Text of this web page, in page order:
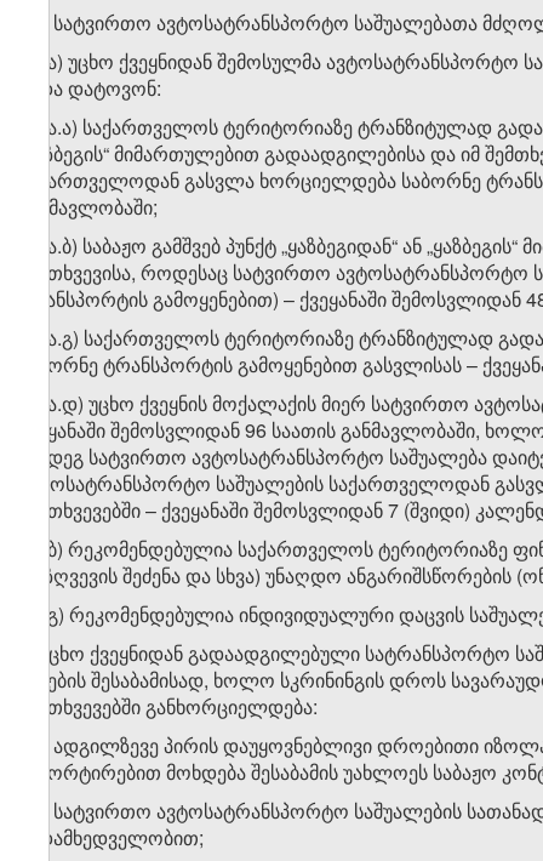
) სატვირთო ავტოსატრანსპორტო საშუალებათა
.ა) უცხო ქვეყნიდან შემოსულმა ავტოსატრანსპორტო
უნდა დატოვონ:
.ა.ა) საქართველოს ტერიტორიაზე ტრანზიტულად
„ყაზბეგის“ მიმართულებით გადაადგილებისა და იმ
საქართველოდან გასვლა ხორციელდება საბორნე
განმავლობაში;
.ა.ბ) საბაჟო გამშვებ პუნქტ „ყაზბეგიდან“ ან
შემთხვევისა, როდესაც სატვირთო
ტრანსპორტის გამოყენებით) – ქვეყანაში შემოსვლიდან
.ა.გ) საქართველოს ტერიტორიაზე ტრანზიტულად
საბორნე ტრანსპორტის გამოყენებით გასვლისას –
.ა.დ) უცხო ქვეყნის მოქალაქის მიერ სატვირთო
ქვეყანაში შემოსვლიდან 96 საათის განმავლობაში,
შემდეგ სატვირთო ავტოსატრანსპორტო საშუალება
ავტოსატრანსპორტო საშუალების საქართველოდან
შემთხვევებში – ქვეყანაში შემოსვლიდან 7 (შვიდი)
.ბ) რეკომენდებულია საქართველოს ტერიტორიაზე
დაზღვევის შეძენა და სხვა) უნაღდო ანგარიშსწორების
.გ) რეკომენდებულია ინდივიდუალური დაცვის
ე) უცხო ქვეყნიდან გადაადგილებული სატრანსპორტო
წესების შესაბამისად, ხოლო სკრინინგის დროს
შემთხვევებში განხორციელდება:
ე.ა) ადგილზევე პირის დაუყოვნებლივი დროებითი
ესკორტირებით მოხდება შესაბამის უახლოეს საბაჟო
ე.ბ) სატვირთო ავტოსატრანსპორტო საშუალების
ზედამხედველობით;